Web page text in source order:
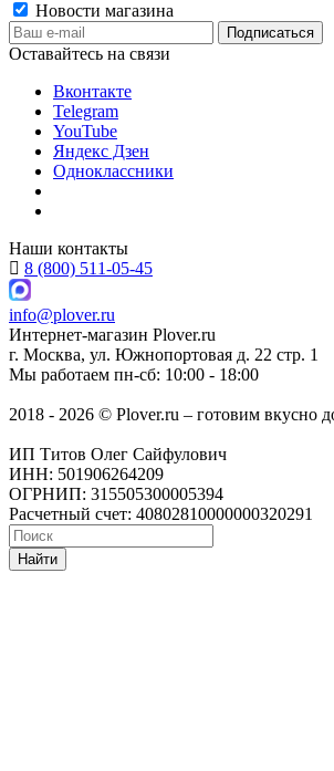
Новости магазина
Оставайтесь на связи
Вконтакте
Telegram
YouTube
Яндекс Дзен
Одноклассники
Наши контакты
8 (800) 511-05-45
info@plover.ru
Интернет-магазин Plover.ru
г. Москва, ул. Южнопортовая д. 22 стр. 1
Мы работаем пн-сб: 10:00 - 18:00
2018 - 2026 © Plover.ru – готовим вкусно
ИП Титов Олег Сайфулович
ИНН: 501906264209
ОГРНИП: 315505300005394
Расчетный счет: 40802810000000320291
Найти